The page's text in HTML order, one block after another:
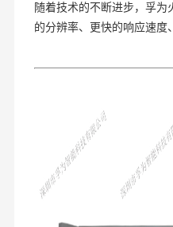
随着技术的不断进步，孚为
的分辨率、更快的响应速度